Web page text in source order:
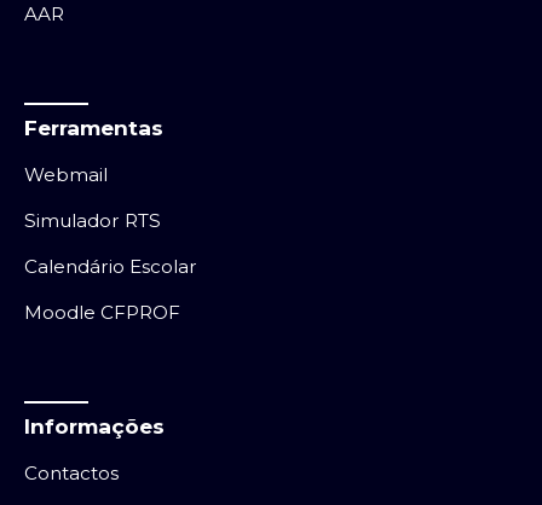
AAR
Ferramentas
Webmail
Simulador RTS
Calendário Escolar
Moodle CFPROF
Informações
Contactos